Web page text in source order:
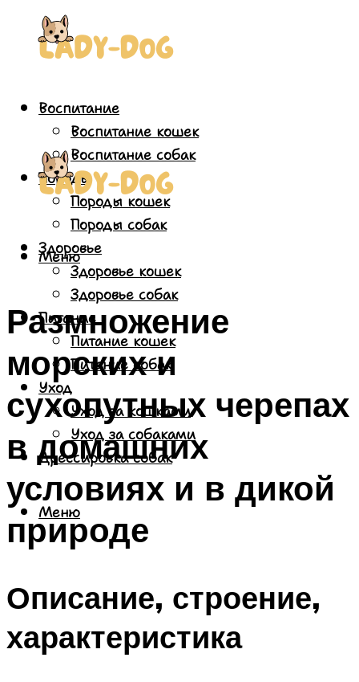
Воспитание
Воспитание кошек
Воспитание собак
Породы
Породы кошек
Породы собак
Здоровье
Здоровье кошек
Здоровье собак
Питание
Питание кошек
Питание собак
Уход
Уход за кошками
Уход за собаками
Дрессировка собак
Меню
Меню
Размножение
морских и
сухопутных черепах
в домашних
условиях и в дикой
природе
Описание, строение,
характеристика